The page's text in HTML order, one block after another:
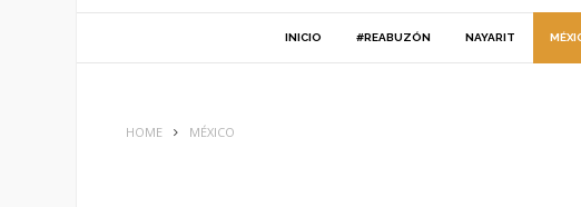
INICIO #REABUZÓN NAYARIT
HOME MÉXICO